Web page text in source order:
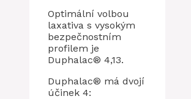
Optimální volbou
laxativa s vysokým
bezpečnostním
profilem je
Duphalac® 4,13.
Duphalac® má dvojí
účinek 4: